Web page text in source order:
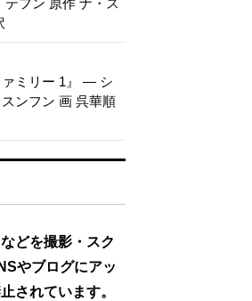
フン 原作 ナ・ス
ァミリー 1』 — シ
ンフン 画 呉華順
どを撮影・スク
やブログにアッ
されています。